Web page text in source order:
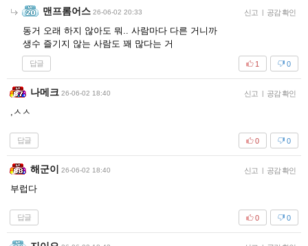
맨프롬어스 26-06-02 20:33 신고 | 공감 확인
동거 오래 하지 않아도 뭐.. 사람마다 다른 거니까
생수 즐기지 않는 사람도 꽤 많다는 거
답글 0
1
나메크 26-06-02 18:40 신고 | 공감 확인
,ㅅㅅ
답글 0
0
해군이 26-06-02 18:40 신고 | 공감 확인
부럽다
답글 0
0